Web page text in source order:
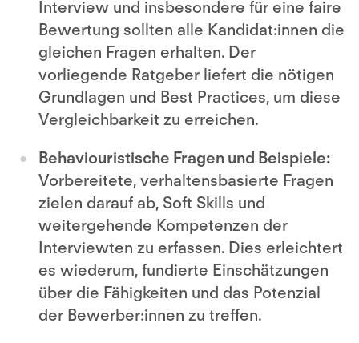
Interview und insbesondere für eine faire
Bewertung sollten alle Kandidat:innen die
gleichen Fragen erhalten. Der
vorliegende Ratgeber liefert die nötigen
Grundlagen und Best Practices, um diese
Vergleichbarkeit zu erreichen.
Behaviouristische Fragen und Beispiele:
Vorbereitete, verhaltensbasierte Fragen
zielen darauf ab, Soft Skills und
weitergehende Kompetenzen der
Interviewten zu erfassen. Dies erleichtert
es wiederum, fundierte Einschätzungen
über die Fähigkeiten und das Potenzial
der Bewerber:innen zu treffen.